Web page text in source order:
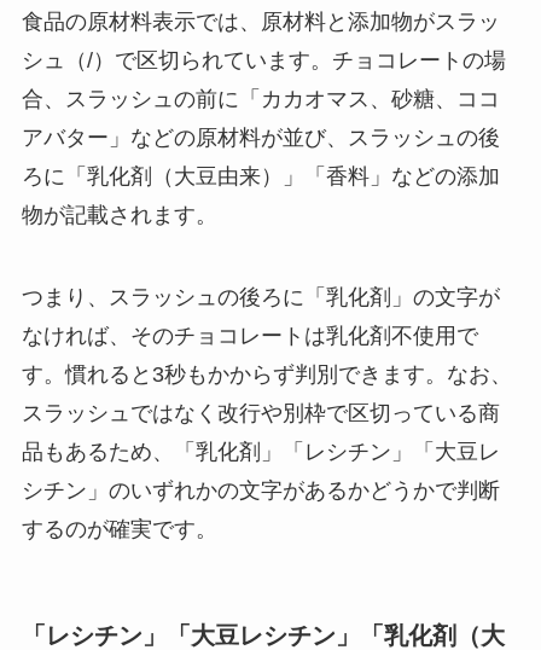
食品の原材料表示では、原材料と添加物がスラッ
シュ（/）で区切られています。チョコレートの場
合、スラッシュの前に「カカオマス、砂糖、ココ
アバター」などの原材料が並び、スラッシュの後
ろに「乳化剤（大豆由来）」「香料」などの添加
物が記載されます。
つまり、スラッシュの後ろに「乳化剤」の文字が
なければ、そのチョコレートは乳化剤不使用で
す。慣れると3秒もかからず判別できます。なお、
スラッシュではなく改行や別枠で区切っている商
品もあるため、「乳化剤」「レシチン」「大豆レ
シチン」のいずれかの文字があるかどうかで判断
するのが確実です。
「レシチン」「大豆レシチン」「乳化剤（大